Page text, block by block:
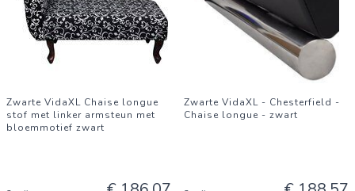
Zwarte VidaXL Chaise longue
stof met linker armsteun met
bloemmotief zwart
Zwarte VidaXL - Chesterfield -
Chaise longue - zwart